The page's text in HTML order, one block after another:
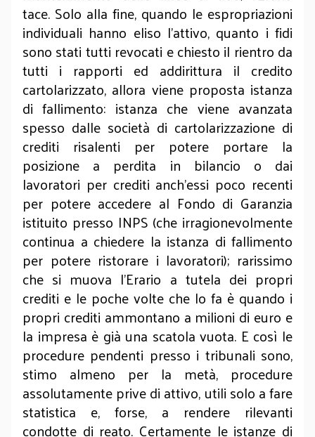
tace. Solo alla fine, quando le espropriazioni
individuali hanno eliso l’attivo, quanto i fidi
sono stati tutti revocati e chiesto il rientro da
tutti i rapporti ed addirittura il credito
cartolarizzato, allora viene proposta istanza
di fallimento: istanza che viene avanzata
spesso dalle società di cartolarizzazione di
crediti risalenti per potere portare la
posizione a perdita in bilancio o dai
lavoratori per crediti anch’essi poco recenti
per potere accedere al Fondo di Garanzia
istituito presso INPS (che irragionevolmente
continua a chiedere la istanza di fallimento
per potere ristorare i lavoratori); rarissimo
che si muova l’Erario a tutela dei propri
crediti e le poche volte che lo fa è quando i
propri crediti ammontano a milioni di euro e
la impresa è già una scatola vuota. E così le
procedure pendenti presso i tribunali sono,
stimo almeno per la metà, procedure
assolutamente prive di attivo, utili solo a fare
statistica e, forse, a rendere rilevanti
condotte di reato. Certamente le istanze di